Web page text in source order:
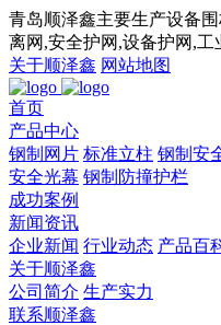
青岛顺泽鑫主要生产设备
离网,安全护网,设备护网,
关于顺泽鑫 网站地图
首页
产品中心
钢制网片 标准立柱 钢制安
安全光幕 钢制防撞护栏
成功案例
新闻资讯
企业新闻 行业动态 产品百
关于顺泽鑫
公司简介 生产实力
联系顺泽鑫